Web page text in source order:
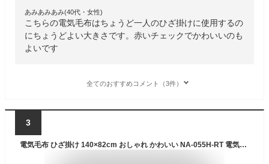
あみあみあみ(40代・女性)
こちらの電気毛布はちょうど一人のひざ掛けに使用するの
にちょうどよい大きさです。赤いチェックでかわいいのも
よいです
全てのおすすめコメント（3件）
3
電気毛布 ひざ掛け 140×82cm おしゃれ かわいい NA-055H-RT 電気ひざ掛け 毛布 ブランケット 電気ブランケット 電気毛布 140×82cm 洗える 洗濯 丸洗い 温度調節 ダニ ダニ退治 チェック 冬